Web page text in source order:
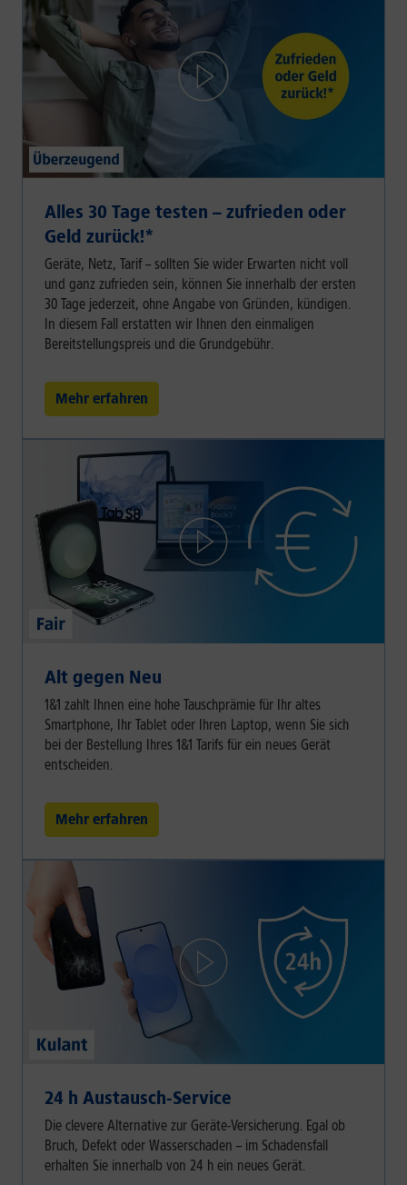
Alles 30 Tage testen – zufrieden oder
Geld zurück!⁠*
Geräte, Netz, Tarif – sollten Sie wider Erwarten nicht voll
und ganz zufrieden sein, können Sie innerhalb der ersten
30 Tage jederzeit, ohne Angabe von Gründen, kündigen.
In diesem Fall erstatten wir Ihnen den einmaligen
Bereitstellungspreis und die Grundgebühr.
Mehr erfahren
Alt gegen Neu
1&1 zahlt Ihnen eine hohe Tauschprämie für Ihr altes
Smartphone, Ihr Tablet oder Ihren Laptop, wenn Sie sich
bei der Bestellung Ihres 1&1 Tarifs für ein neues Gerät
entscheiden.
Mehr erfahren
24 h Austausch-Service
Die clevere Alternative zur Geräte-Versicherung. Egal ob
Bruch, Defekt oder Wasserschaden – im Schadensfall
erhalten Sie innerhalb von 24 h ein neues Gerät.